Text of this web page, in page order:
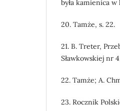
była kamienica w
20. Tamże, s. 22.
21. B. Treter,
Sławkowskiej nr
22. Tamże; A.
23. Rocznik